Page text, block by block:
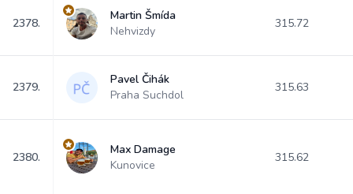
2378.
Martin Šmída
Nehvizdy
315.72
2379.
Pavel Čihák
Praha Suchdol
315.63
2380.
Max Damage
Kunovice
315.62